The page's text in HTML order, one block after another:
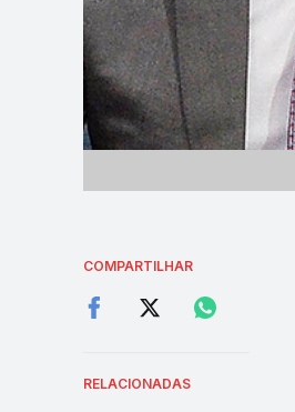
COMPARTILHAR
RELACIONADAS